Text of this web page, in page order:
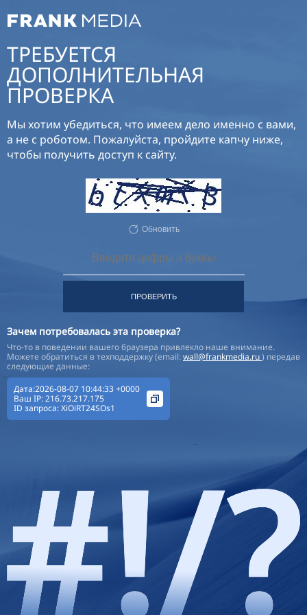
ТРЕБУЕТСЯ
ДОПОЛНИТЕЛЬНАЯ
ПРОВЕРКА
Мы хотим убедиться, что имеем дело именно с вами,
а не с роботом. Пожалуйста, пройдите капчу ниже,
чтобы получить доступ к сайту.
Обновить
ПРОВЕРИТЬ
Зачем потребовалась эта проверка?
Что-то в поведении вашего браузера привлекло наше внимание.
Можете обратиться в техподдержку (email:wall@frankmedia.ru) передав
следующие данные:
Дата:2026-08-07 10:44:33 +0000
Ваш IP:216.73.217.175
ID запроса:XiOiRT24SOs1